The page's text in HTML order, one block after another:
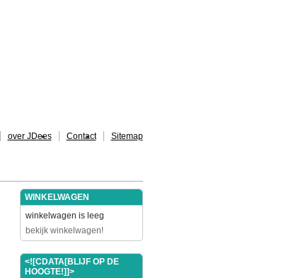
over JDees Contact Sitemap
WINKELWAGEN
winkelwagen is leeg
bekijk winkelwagen!
<![CDATA[BLIJF OP DE
HOOGTE!]]>